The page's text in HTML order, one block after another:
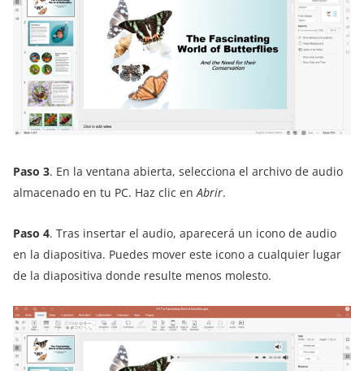
Paso 3. En la ventana abierta, selecciona el archivo de audio
almacenado en tu PC. Haz clic enAbrir.
Paso 4. Tras insertar el audio, aparecerá un icono de audio
en la diapositiva. Puedes mover este icono a cualquier lugar
de la diapositiva donde resulte menos molesto.